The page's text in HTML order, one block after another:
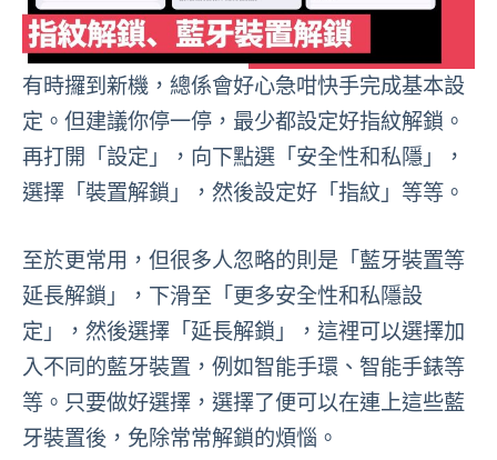
有時攞到新機，總係會好心急咁快手完成基本設
定。但建議你停一停，最少都設定好指紋解鎖。
再打開「設定」，向下點選「安全性和私隱」，
選擇「裝置解鎖」，然後設定好「指紋」等等。
至於更常用，但很多人忽略的則是「藍牙裝置等
延長解鎖」，下滑至「更多安全性和私隱設
定」，然後選擇「延長解鎖」，這裡可以選擇加
入不同的藍牙裝置，例如智能手環、智能手錶等
等。只要做好選擇，選擇了便可以在連上這些藍
牙裝置後，免除常常解鎖的煩惱。